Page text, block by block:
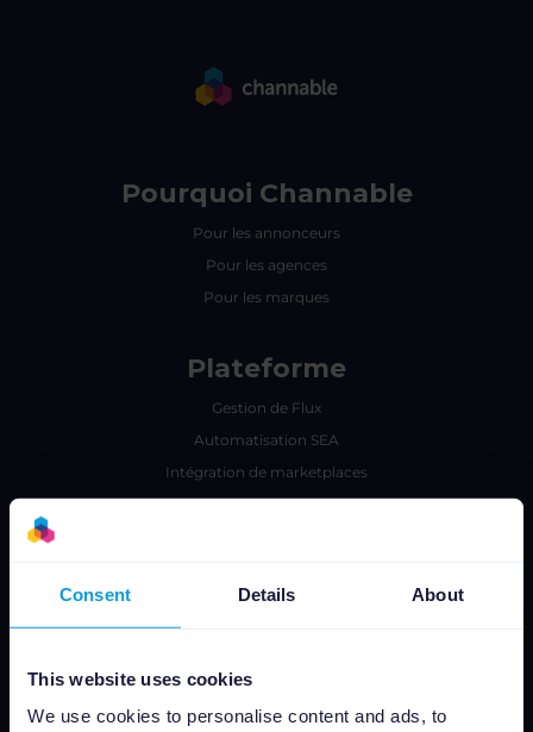
Consent Details About
This website uses cookies
We use cookies to personalise content and ads, to
Pourquoi Channable
Pour les annonceurs
Pour les agences
Pour les marques
Plateforme
Gestion de Flux
Automatisation SEA
Intégration de marketplaces
Insights & Analytics
CSS
Editeur dimages dynamiques
Ressources